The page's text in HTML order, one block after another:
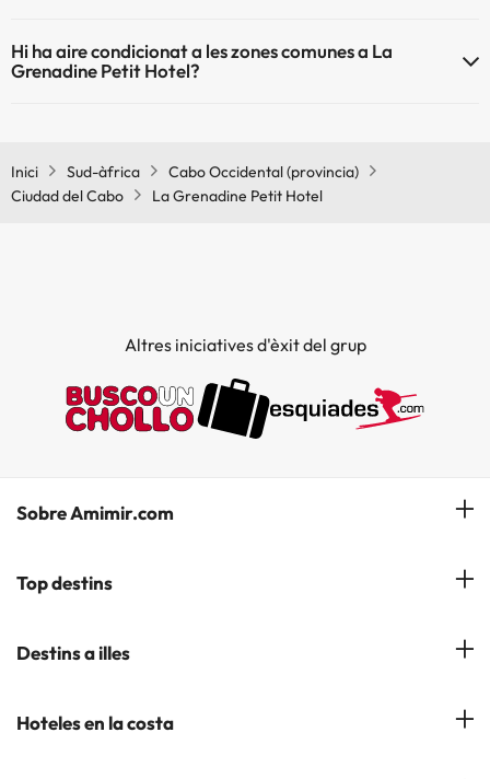
Hi ha aire condicionat a les zones comunes a La
Grenadine Petit Hotel?
Inici Sud-àfrica
Cabo Occidental (provincia)
Ciudad del Cabo
La Grenadine Petit Hotel
Altres iniciatives d'èxit del grup
Sobre Amimir.com
¿Qui som?
Opinions
Top destins
Hotels a Salou
Hotels a Andorra la Vella
Destins a illes
Hotels a les Illes Balears
Hoteles en la costa